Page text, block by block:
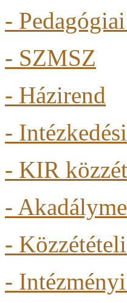
-
- SZMSZ
- Házirend
-
- KIR
-
-
-